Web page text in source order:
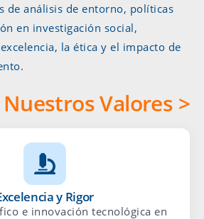
de análisis de entorno, políticas
en investigación social,
la ética y el impacto de
Nuestros Valores >
y Rigor
e innovación tecnológica en